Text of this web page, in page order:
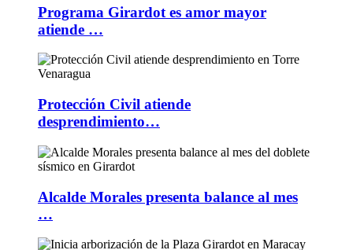
Programa Girardot es amor mayor
atiende …
Protección Civil atiende
desprendimiento…
Alcalde Morales presenta balance al mes
…